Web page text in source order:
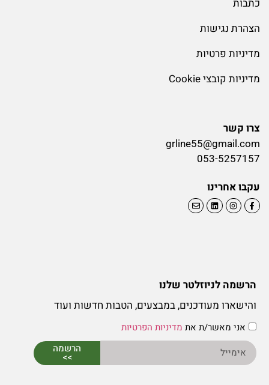
כתבות
הצהרת נגישות
מדיניות פרטיות
מדיניות קובצי Cookie
צרו קשר
grline55@gmail.com
053-5257157
עקבו אחרינו
הרשמה לניוזלטר שלנו
והישארו מעודכנים, במבצעים, הטבות חדשות ועוד
אני מאשר/ת את מדיניות הפרטיות
הרשמה
>>